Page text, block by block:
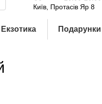
Київ, Протасів Яр 8
Екзотика Подарунки